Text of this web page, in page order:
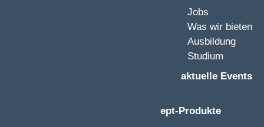
Jobs
Was wir bieten
Ausbildung
Studium
aktuelle Events
ept-Produkte